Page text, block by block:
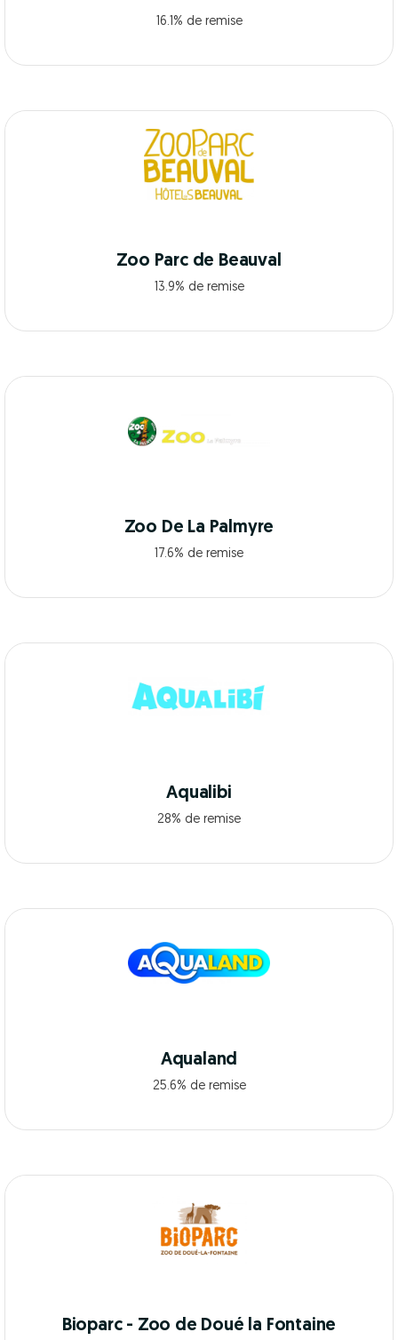
16.1% de remise
Zoo Parc de Beauval
13.9% de remise
Zoo De La Palmyre
17.6% de remise
Aqualibi
28% de remise
Aqualand
25.6% de remise
Bioparc - Zoo de Doué la Fontaine